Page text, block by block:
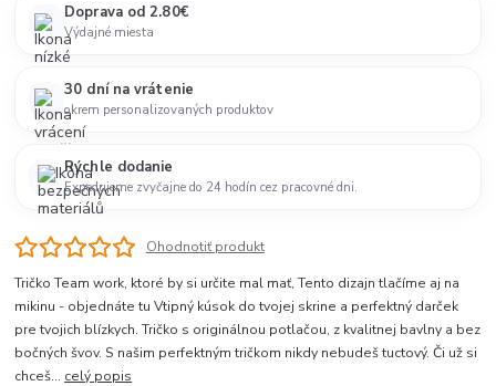
Doprava od 2.80€
Výdajné miesta
30 dní na vrátenie
okrem personalizovaných produktov
Rýchle dodanie
Expedujeme zvyčajne do 24 hodín cez pracovné dni.
Ohodnotiť produkt
Tričko Team work, ktoré by si určite mal mať, Tento dizajn tlačíme aj na
mikinu - objednáte tu Vtipný kúsok do tvojej skrine a perfektný darček
pre tvojich blízkych. Tričko s originálnou potlačou, z kvalitnej bavlny a bez
bočných švov. S našim perfektným tričkom nikdy nebudeš tuctový. Či už si
chceš... celý popis